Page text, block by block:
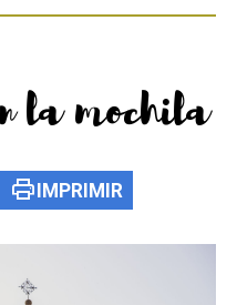
la mochila
printIMPRIMIR